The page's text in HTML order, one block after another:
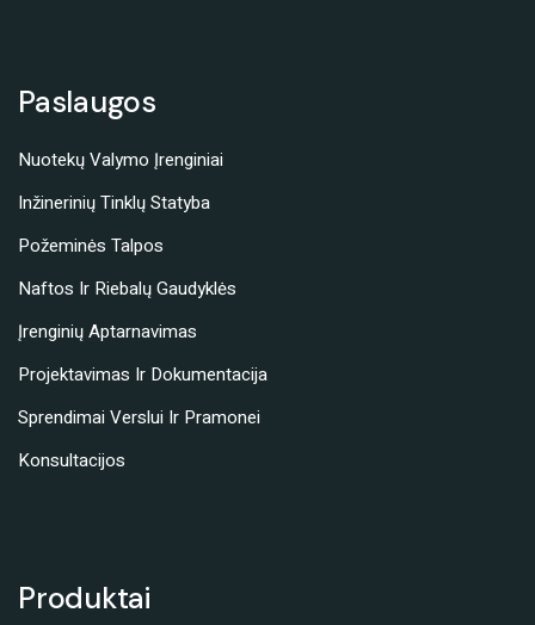
Paslaugos
Nuotekų Valymo Įrenginiai
Inžinerinių Tinklų Statyba
Požeminės Talpos
Naftos Ir Riebalų Gaudyklės
Įrenginių Aptarnavimas
Projektavimas Ir Dokumentacija
Sprendimai Verslui Ir Pramonei
Konsultacijos
Produktai